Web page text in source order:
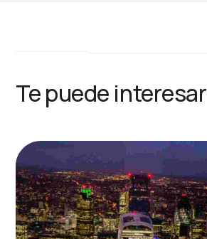
Te puede interesar